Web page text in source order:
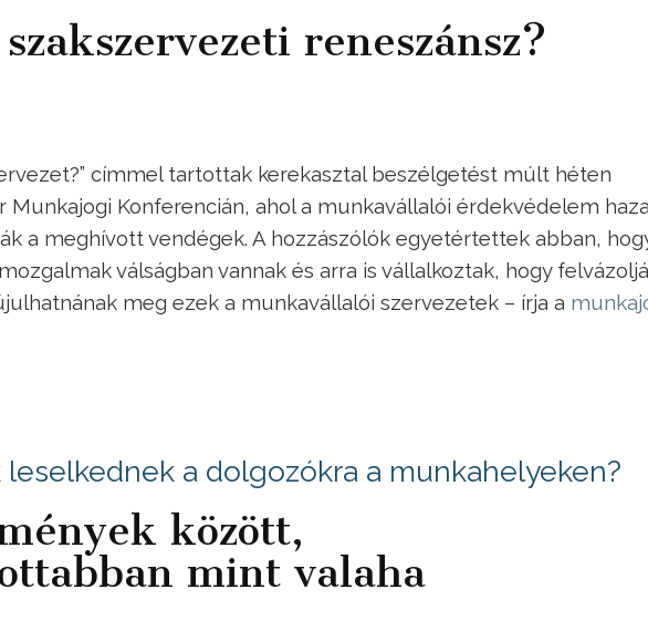
reneszánsz?
címmel tartottak kerekasztal beszélgetést múlt héten
Munkajogi Konferencián, ahol a munkavállalói érdekvédelem
a meghívott vendégek. A hozzászólók egyetértettek abban,
válságban vannak és arra is vállalkoztak, hogy
meg ezek a munkavállalói szervezetek – írja a
a dolgozókra a munkahelyeken?
között,
mint valaha